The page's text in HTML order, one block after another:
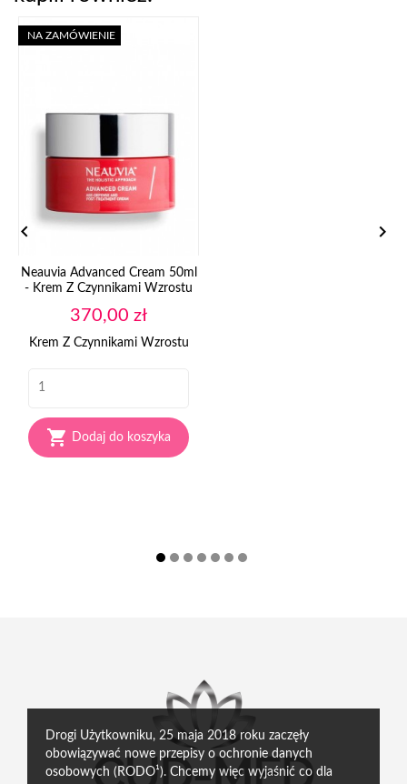
Drogi Użytkowniku, 25 maja 2018 roku zaczęły
obowiązywać nowe przepisy o ochronie danych
osobowych (RODO¹). Chcemy więc wyjaśnić co dla
Neauvia Advanced Cream 50ml
- Krem Z Czynnikami Wzrostu
Cena
370,00 zł
Krem Z Czynnikami Wzrostu
 Dodaj do koszyka
NA ZAMÓWIENIE
 